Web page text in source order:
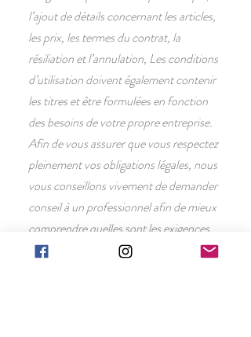
l’ajout de détails concernant les articles,
les prix, les termes du contrat, la
résiliation et l’annulation, Les conditions
d’utilisation doivent également contenir
les titres et être formulées en fonction
des besoins de votre propre entreprise.
Afin de vous assurer que vous respectez
pleinement vos obligations légales, nous
vous conseillons vivement de demander
conseil à un professionnel afin de mieux
comprendre quelles sont les exigences
qui vous concernent spécifiquement.